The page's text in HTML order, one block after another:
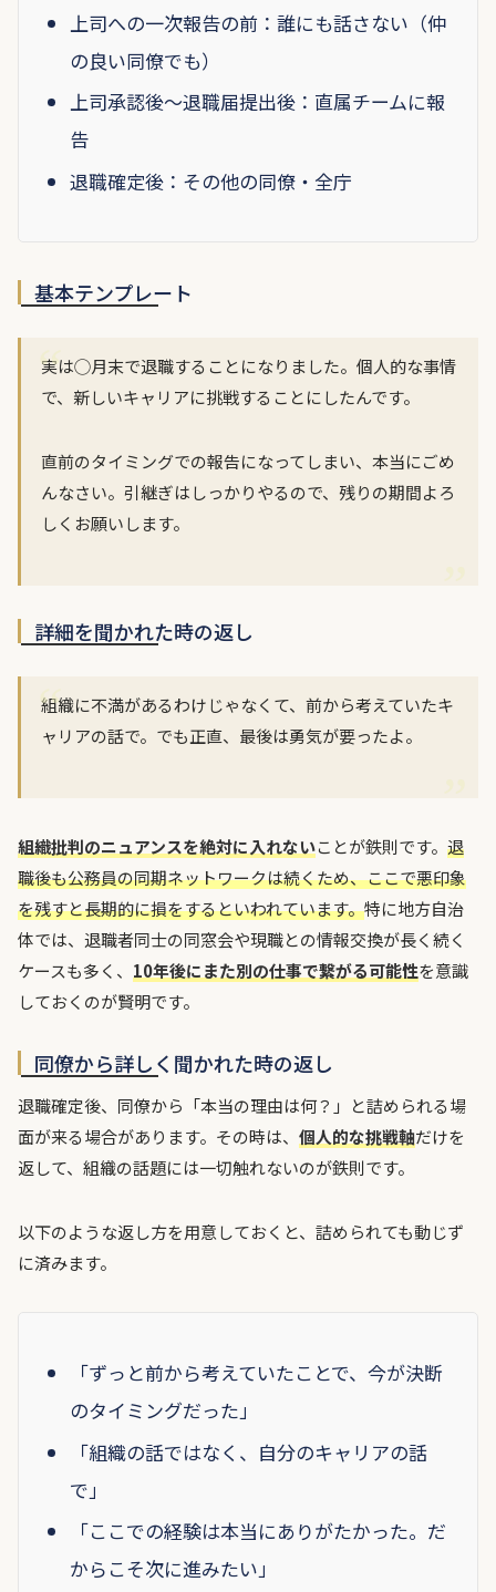
上司への一次報告の前：誰にも話さない（仲
の良い同僚でも）
上司承認後〜退職届提出後：直属チームに報
告
退職確定後：その他の同僚・全庁
基本テンプレート
実は◯月末で退職することになりました。個人的な事情
で、新しいキャリアに挑戦することにしたんです。
直前のタイミングでの報告になってしまい、本当にごめ
んなさい。引継ぎはしっかりやるので、残りの期間よろ
しくお願いします。
詳細を聞かれた時の返し
組織に不満があるわけじゃなくて、前から考えていたキ
ャリアの話で。でも正直、最後は勇気が要ったよ。
組織批判のニュアンスを絶対に入れないことが鉄則です。 退
職後も公務員の同期ネットワークは続くため、ここで悪印象
を残すと長期的に損をするといわれています。特に地方自治
体では、退職者同士の同窓会や現職との情報交換が長く続く
ケースも多く、 10年後にまた別の仕事で繋がる可能性を意識
しておくのが賢明です。
同僚から詳しく聞かれた時の返し
退職確定後、同僚から「本当の理由は何？」と詰められる場
面が来る場合があります。その時は、 個人的な挑戦軸だけを
返して、組織の話題には一切触れないのが鉄則です。
以下のような返し方を用意しておくと、詰められても動じず
に済みます。
「ずっと前から考えていたことで、今が決断
のタイミングだった」
「組織の話ではなく、自分のキャリアの話
で」
「ここでの経験は本当にありがたかった。だ
からこそ次に進みたい」